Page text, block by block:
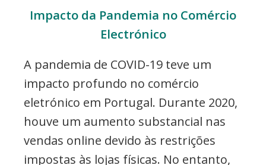
Impacto da Pandemia no Comércio
Electrónico
A pandemia de COVID-19 teve um
impacto profundo no comércio
eletrónico em Portugal. Durante 2020,
houve um aumento substancial nas
vendas online devido às restrições
impostas às lojas físicas. No entanto,